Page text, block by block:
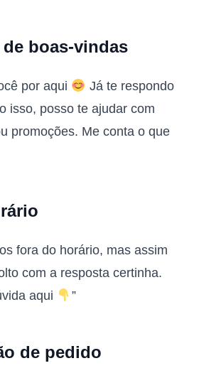
de boas-vindas
por aqui
Já te respondo
isso, posso te ajudar com
promoções. Me conta o que
fora do horário, mas assim
com a resposta certinha.
aqui
”
de pedido